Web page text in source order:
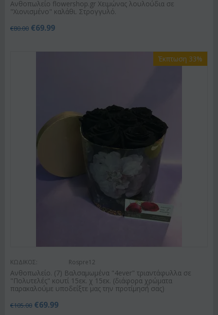
Ανθοπωλείο flowershop.gr Χειμώνας λουλούδια σε
"Χιονισμένο" καλάθι. Στρογγυλό.
€80.00 €69.99
Έκπτωση 33%
ΚΩΔΙΚΟΣ: Rospre12
Ανθοπωλείο. (7) Βαλσαμωμένα "4ever" τριαντάφυλλα σε
"Πολυτελές" κουτί 15εκ. χ 15εκ. (διάφορα χρώματα
παρακαλούμε υποδείξτε μας την προτίμησή σας)
€105.00 €69.99